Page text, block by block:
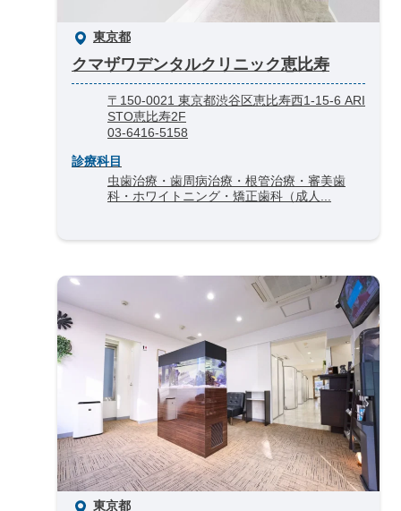
東京都
クマザワデンタルクリニック恵比寿
〒150-0021 東京都渋谷区恵比寿西1-15-6 ARI
STO恵比寿2F
03-6416-5158
診療科目
虫歯治療・歯周病治療・根管治療・審美歯
科・ホワイトニング・矯正歯科（成人...
東京都